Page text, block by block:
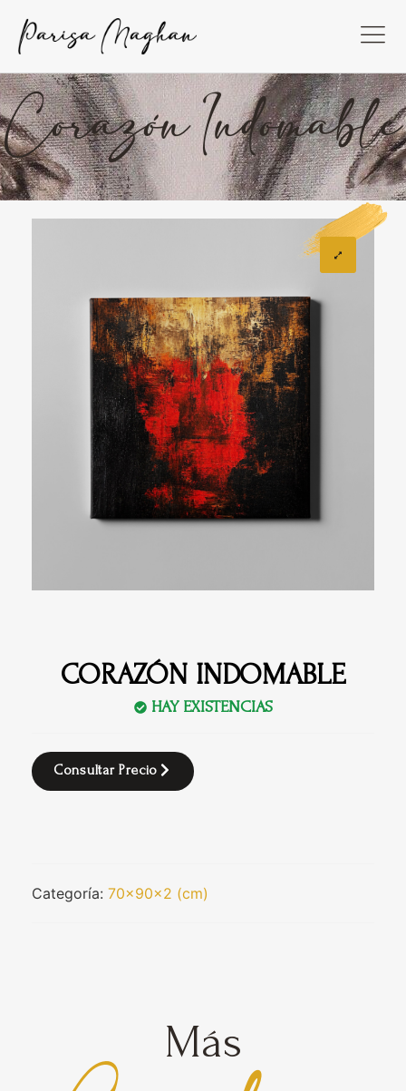
Corazón Indomable
CORAZÓN INDOMABLE
HAY EXISTENCIAS
Consultar Precio
Categoría: 70x90x2 (cm)
Más